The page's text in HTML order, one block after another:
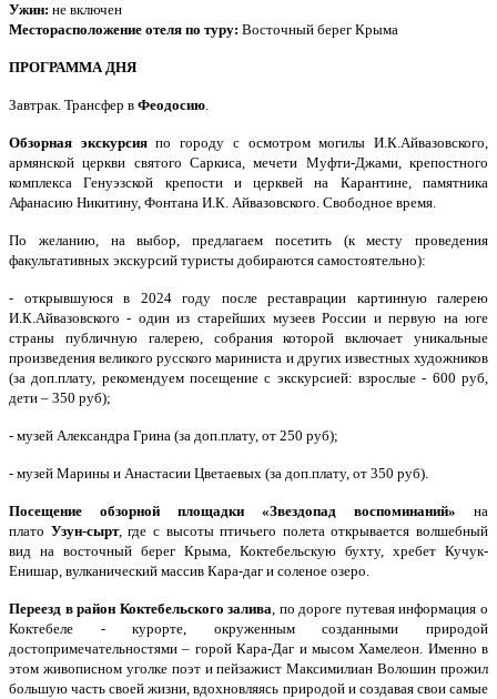
Ужин: не включен
Месторасположение отеля по туру: Восточный берег Крыма
ПРОГРАММА ДНЯ
Завтрак. Трансфер в Феодосию.
Обзорная экскурсияпо городу с осмотром могилы И.К.Айвазовского,
армянской церкви святого Саркиса, мечети Муфти-Джами, крепостного
комплекса Генуэзской крепости и церквей на Карантине, памятника
Афанасию Никитину, Фонтана И.К. Айвазовского. Свободное время.
По желанию, на выбор, предлагаем посетить (к месту проведения
факультативных экскурсий туристы добираются самостоятельно):
- открывшуюся в 2024 году после реставрации картинную галерею
И.К.Айвазовского - один из старейших музеев России и первую на юге
страны публичную галерею, собрания которой включает уникальные
произведения великого русского мариниста и других известных художников
(за доп.плату, рекомендуем посещение с экскурсией: взрослые - 600 руб,
дети – 350 руб);
- музей Александра Грина (за доп.плату, от 250 руб);
- музей Марины и Анастасии Цветаевых (за доп.плату, от 350 руб).
Посещение обзорной площадки «Звездопад воспоминаний» на
плато Узун-сырт, где с высоты птичьего полета открывается волшебный
вид на восточный берег Крыма, Коктебельскую бухту, хребет Кучук-
Енишар, вулканический массив Кара-даг и соленое озеро.
Переезд в район Коктебельского залива, по дороге путевая информация о
Коктебеле - курорте, окруженным созданными природой
достопримечательностями – горой Кара-Даг и мысом Хамелеон. Именно в
этом живописном уголке поэт и пейзажист Максимилиан Волошин прожил
большую часть своей жизни, вдохновляясь природой и создавая свои самые